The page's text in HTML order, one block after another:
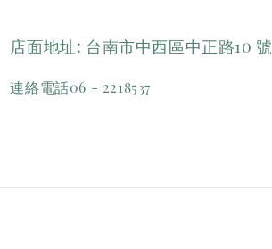
店面地址: 台南市中西區中正路10 號
連絡電話06 - 2218537